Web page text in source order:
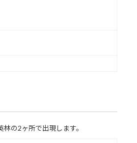
の2ヶ所で出現します。